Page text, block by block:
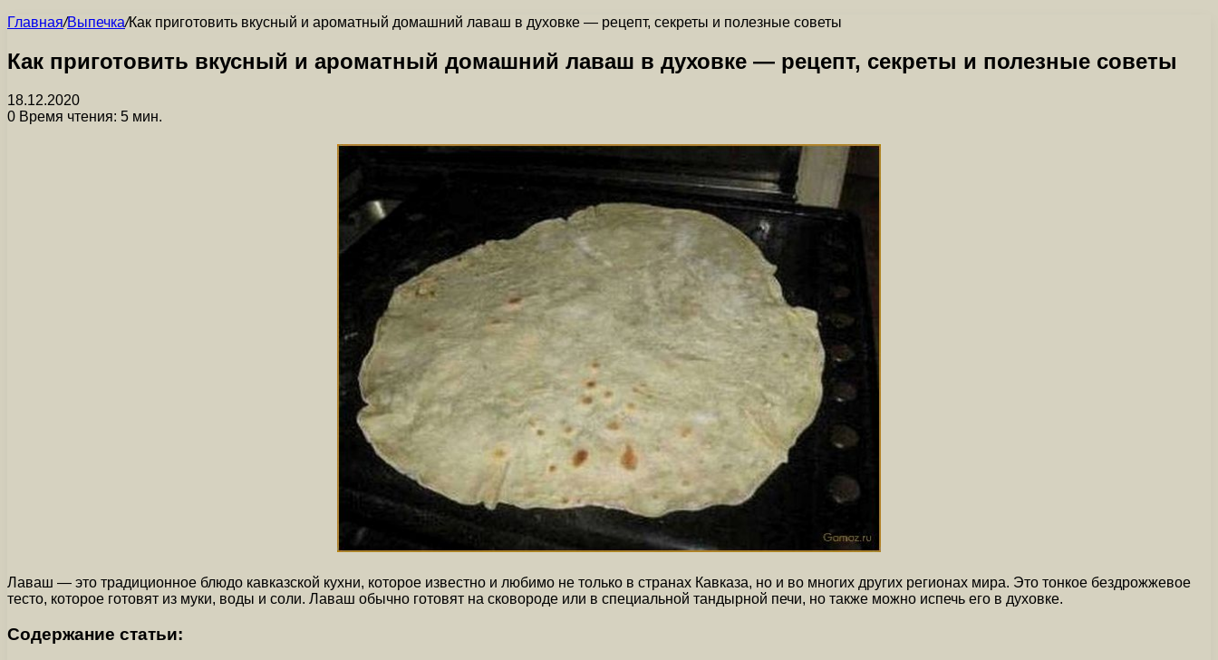
Главная/Выпечка/Как приготовить вкусный и ароматный домашний лаваш в духовке — рецепт, секреты и полезные советы
Как приготовить вкусный и ароматный домашний лаваш в духовке — рецепт, секреты и полезные советы
18.12.2020
0 Время чтения: 5 мин.
Лаваш — это традиционное блюдо кавказской кухни, которое известно и любимо не только в странах Кавказа, но и во многих других регионах мира. Это тонкое бездрожжевое
тесто, которое готовят из муки, воды и соли. Лаваш обычно готовят на сковороде или в специальной тандырной печи, но также можно испечь его в духовке.
Содержание статьи: